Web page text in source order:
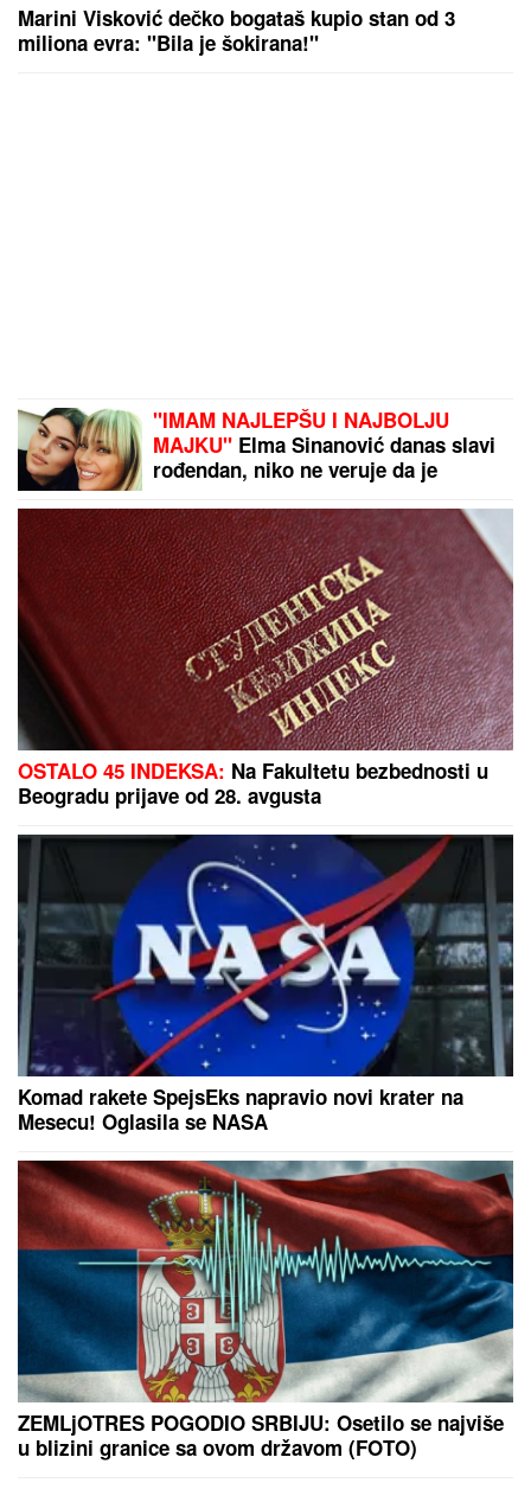
Marini Visković dečko bogataš kupio stan od 3
miliona evra: "Bila je šokirana!"
"IMAM NAJLEPŠU I NAJBOLJU
MAJKU" Elma Sinanović danas slavi
rođendan, niko ne veruje da je
obratila emotivnim rečima
OSTALO 45 INDEKSA: Na Fakultetu bezbednosti u
Beogradu prijave od 28. avgusta
Komad rakete SpejsEks napravio novi krater na
Mesecu! Oglasila se NASA
ZEMLjOTRES POGODIO SRBIJU: Osetilo se najviše
u blizini granice sa ovom državom (FOTO)